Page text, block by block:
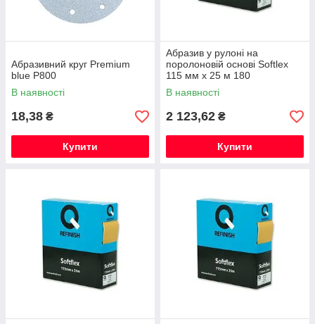
Абразивний круг Premium
blue Р800
В наявності
18,38 ₴
Купити
Абразив у рулоні на
поролоновій основі Softlex
115 мм х 25 м 180
В наявності
2 123,62 ₴
Купити